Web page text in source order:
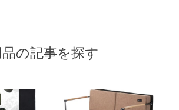
の記事を探す